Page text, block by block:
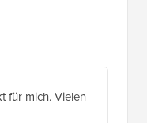
für mich. Vielen